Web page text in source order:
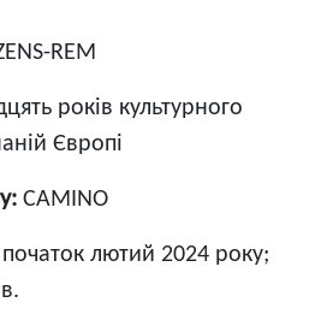
REM
років культурного
Європі
CAMINO
початок лютий 2024 року;